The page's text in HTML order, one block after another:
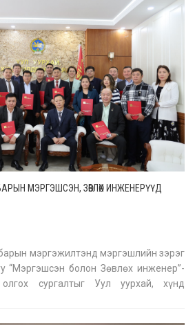
МЭРГЭШСЭН, ЗӨВЛӨХ ИНЖЕНЕРҮҮД
мэргэжилтэнд мэргэшлийн зэрэг
“Мэргэшсэн болон Зөвлөх инженер”-
сургалтыг Уул уурхай, хүнд